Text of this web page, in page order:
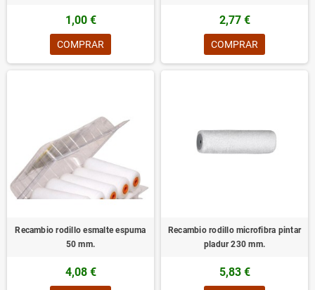
1,00 €
COMPRAR
2,77 €
COMPRAR
Recambio rodillo esmalte espuma
50 mm.
4,08 €
Recambio rodillo microfibra pintar
pladur 230 mm.
5,83 €